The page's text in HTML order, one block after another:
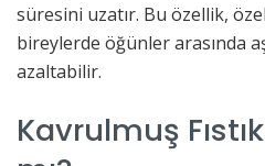
süresini uzatır. Bu özellik,
bireylerde öğünler arasında
azaltabilir.
Kavrulmuş